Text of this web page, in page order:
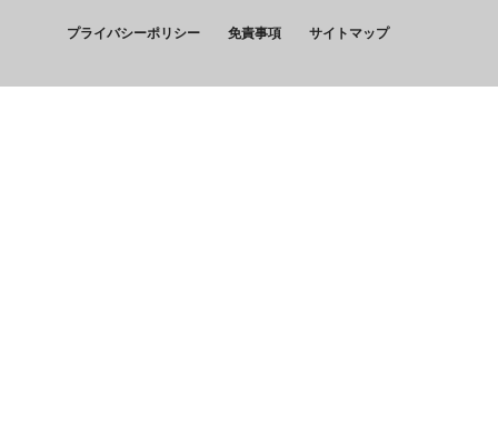
プライバシーポリシー 免責事項 サイトマップ